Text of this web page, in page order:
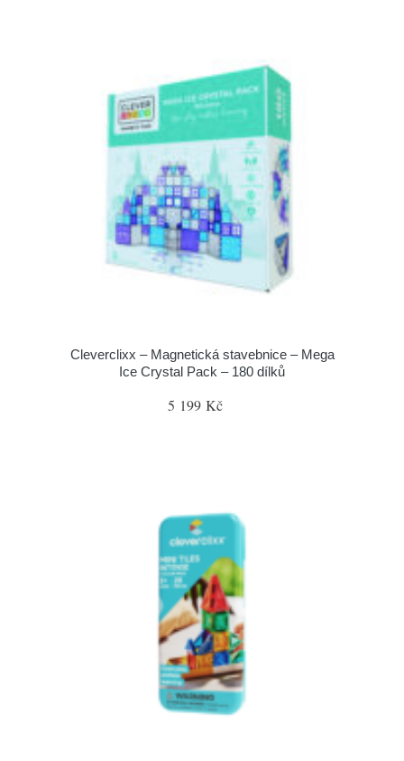
Cleverclixx – Magnetická stavebnice – Mega
Ice Crystal Pack – 180 dílků
5 199 Kč